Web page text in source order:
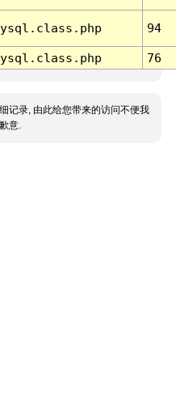
94
76
记录, 由此给您带来的访问不便我
意.